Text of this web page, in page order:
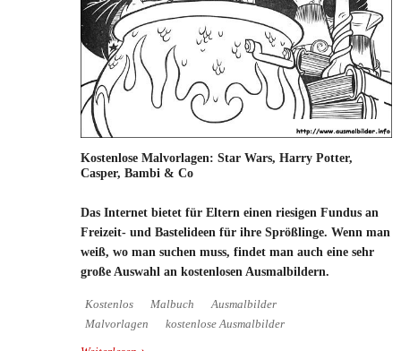
Kostenlose Malvorlagen: Star Wars, Harry Potter,
Casper, Bambi & Co
Das Internet bietet für Eltern einen riesigen Fundus an
Freizeit- und Bastelideen für ihre Sprößlinge. Wenn man
weiß, wo man suchen muss, findet man auch eine sehr
große Auswahl an kostenlosen Ausmalbildern.
Kostenlos Malbuch
Ausmalbilder
Malvorlagen
kostenlose Ausmalbilder